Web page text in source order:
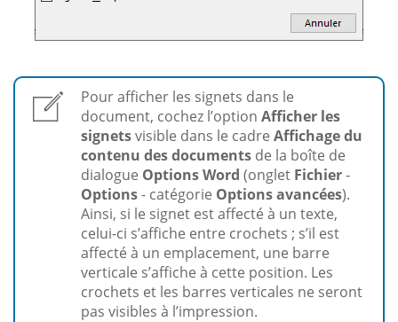
Pour afficher les signets dans le
document, cochez l’option Afficher les
signetsvisible dans le cadre Affichage du
contenu des documents de la boîte de
dialogue Options Word (onglet Fichier-
Options- catégorie Options avancées).
Ainsi, si le signet est affecté à un texte,
celui-ci s’affiche entre crochets ; s’il est
affecté à un emplacement, une barre
verticale s’affiche à cette position. Les
crochets et les barres verticales ne seront
pas visibles à l’impression.